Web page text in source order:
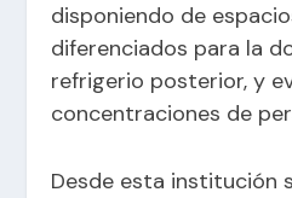
disponiendo de
diferenciados para la
refrigerio posterior, y
concentraciones de
Desde esta institución